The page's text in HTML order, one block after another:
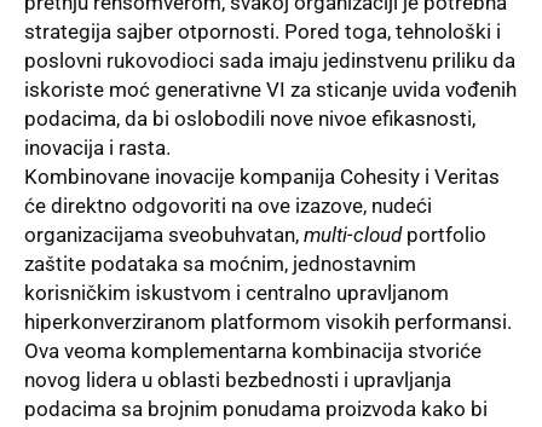
strategija sajber otpornosti. Pored toga, tehnološki i
poslovni rukovodioci sada imaju jedinstvenu priliku da
iskoriste moć generativne VI za sticanje uvida vođenih
podacima, da bi oslobodili nove nivoe efikasnosti,
inovacija i rasta.
Kombinovane inovacije kompanija Cohesity i Veritas
će direktno odgovoriti na ove izazove, nudeći
organizacijama sveobuhvatan, multi-cloudportfolio
zaštite podataka sa moćnim, jednostavnim
korisničkim iskustvom i centralno upravljanom
hiperkonverziranom platformom visokih performansi.
Ova veoma komplementarna kombinacija stvoriće
novog lidera u oblasti bezbednosti i upravljanja
podacima sa brojnim ponudama proizvoda kako bi